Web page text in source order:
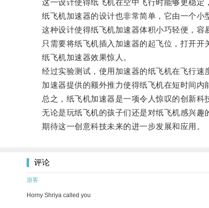
这一设计使得纸飞机在空中飞行时能够更稳定
纸飞机加速器的设计也非常简单，它由一个小
这种设计使得纸飞机加速器体积小巧轻便，容
只需要将纸飞机插入加速器的起飞位，打开开
纸飞机加速器效果惊人。
经过实验测试，使用加速器的纸飞机在飞行速
加速器提供的额外推力使得纸飞机在短时间内
总之，纸飞机加速器是一项令人惊叹的创新科
无论是玩纸飞机的孩子们还是对纸飞机感兴趣
期待这一创意科技未来的进一步发展和应用。
评论
游客
Horny Shriya called you